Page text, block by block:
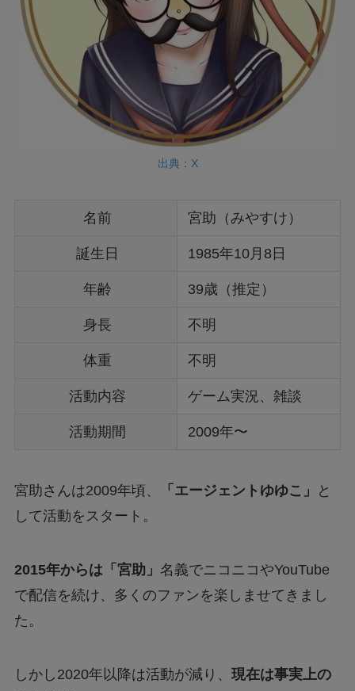
出典：X
名前 宮助（みやすけ）
誕生日 1985年10月8日
年齢 39歳（推定）
身長 不明
体重 不明
活動内容 ゲーム実況、雑談
活動期間 2009年〜
宮助さんは2009年頃、 「エージェントゆゆこ」
と
して活動をスタート。
2015年からは「宮助」 名義でニコニコやYouTube
で配信を続け、多くのファンを楽しませてきまし
た。
しかし2020年以降は活動が減り、 現在は事実上の